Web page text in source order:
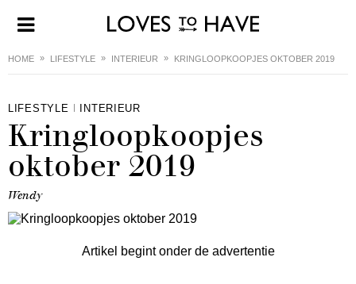
HOME LIFESTYLE INTERIEUR KRINGLOOPKOOPJES OKTOBER 2019
LIFESTYLE INTERIEUR
Kringloopkoopjes
oktober 2019
Wendy
Artikel begint onder de advertentie